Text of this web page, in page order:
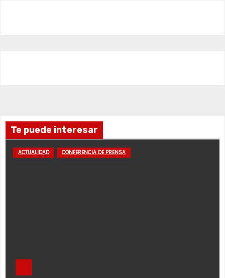
Te puede interesar
ACTUALIDAD CONFERENCIA DE PRENSA